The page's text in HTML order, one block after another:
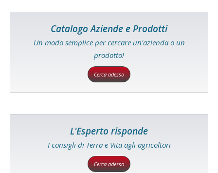
Catalogo Aziende e Prodotti
Un modo semplice per cercare un'azienda o un
prodotto!
Cerca adesso
L'Esperto risponde
I consigli di Terra e Vita agli agricoltori
Cerca adesso